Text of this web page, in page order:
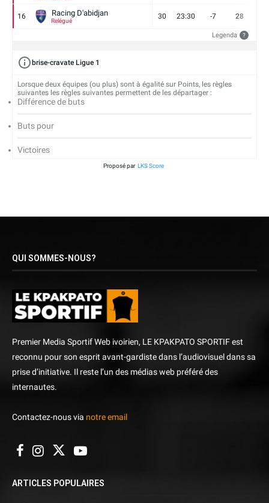
16 Racing D'abidjan
Relégué
30 23:30 -7 28
Legenda ?
brise-cravate Ligue 1
Lorsque deux équipes (ou plus) sont à égalité sur Points, les règles
suivantes les règles suivantes permettent de les départager :
Différence de buts
Buts pour
Victoires
Proposé par LKS Score
QUI SOMMES-NOUS?
Premier Media Sportif Web ivoirien, LE KPAKPATO SPORTIF est
reconnu pour son esprit avant-gardiste dans l’audiovisuel dans sa
prise d’initiative. Il reste l’un des médias web préféré des
internautes.
Contactez-nous via notre email
ARTICLES POPULAIRES